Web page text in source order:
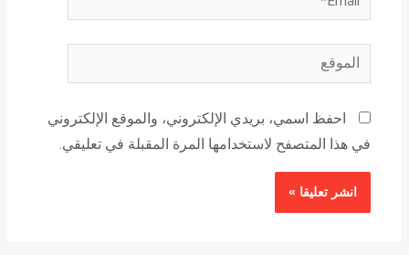
الموقع
احفظ اسمي، بريدي الإلكتروني، والموقع الإلكتروني
في هذا المتصفح لاستخدامها المرة المقبلة في تعليقي.